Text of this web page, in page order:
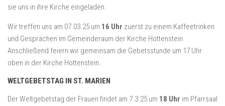
sie uns in ihre Kirche eingeladen.
Wir treffen uns am 07.03.25 um 16 Uhr zuerst zu einem Kaffeetrinken
und Gesprächen im Gemeinderaum der Kirche Hottenstein.
Anschließend feiern wir gemeinsam die Gebetsstunde um 17 Uhr
oben in der Kirche Hottenstein.
WELTGEBETSTAG IN ST. MARIEN
Der Weltgebetstag der Frauen findet am 7.3.25 um 18 Uhr im Pfarrsaal